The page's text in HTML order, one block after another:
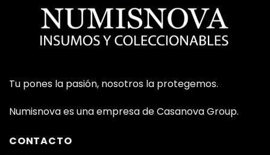
Tu pones la pasión, nosotros la protegemos.
Numisnova es una empresa de Casanova Group.
CONTACTO